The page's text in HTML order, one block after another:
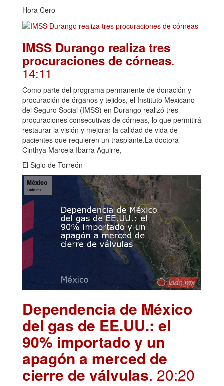
Hora Cero
IMSS Durango realiza tres
procuraciones de córneas.
14:11
Como parte del programa permanente de donación y
procuración de órganos y tejidos, el Instituto Mexicano
del Seguro Social (IMSS) en Durango realizó tres
procuraciones consecutivas de córneas, lo que permitirá
restaurar la visión y mejorar la calidad de vida de
pacientes que requieren un trasplante.La doctora
Cinthya Marcela Ibarra Aguirre,
El Siglo de Torreón
Dependencia de México
del gas de EE.UU.: el
90% importado y un
apagón a merced de
cierre de válvulas. 20:20